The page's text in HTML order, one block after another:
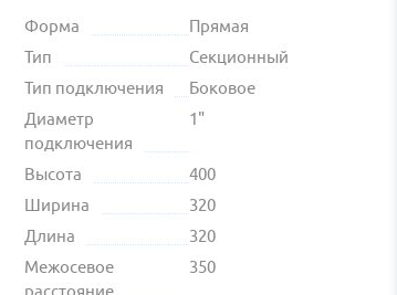
Форма
Прямая
Тип
Секционный
Тип подключения
Боковое
Диаметр
подключения
1"
Высота
400
Ширина
320
Длина
320
Межосевое
350